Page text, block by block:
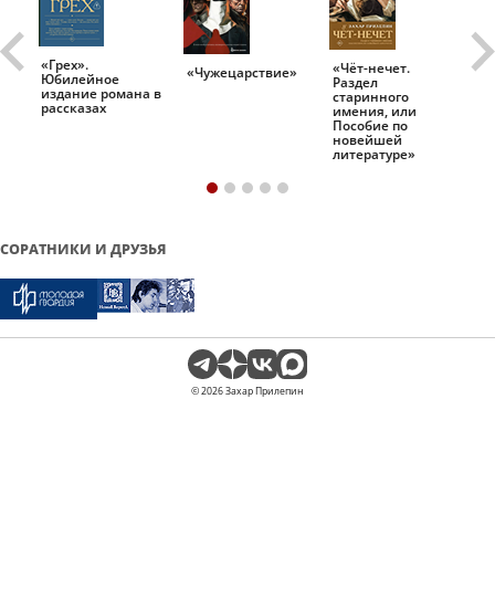
«Грех».
Юбилейное
издание романа в
рассказах
«Чужецарствие» «Чёт-нечет.
Раздел
старинного
имения, или
Пособие по
новейшей
литературе»
СОРАТНИКИ И ДРУЗЬЯ
© 2026 Захар Прилепин